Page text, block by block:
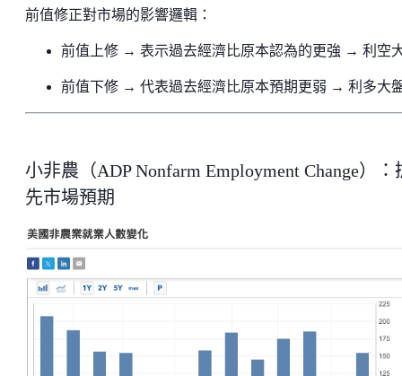
前值修正對市場的影響邏輯：
前值上修 → 表示過去經濟比原本認為的更強 → 利空
前值下修 → 代表過去經濟比原本預期更弱 → 利多大
小非農（ADP Nonfarm Employment Change）：
先市場預期